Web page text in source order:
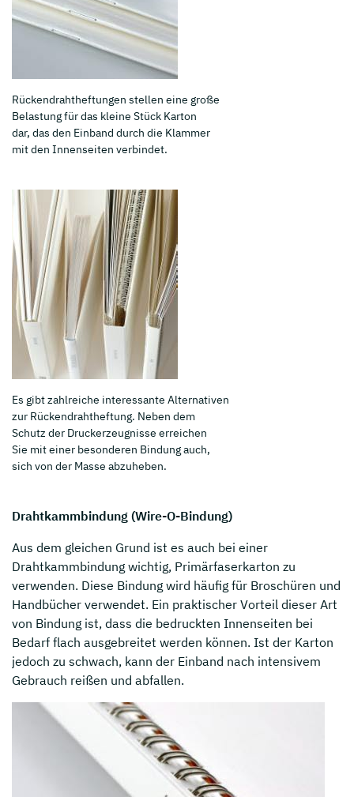
Rückendrahtheftungen stellen eine große
Belastung für das kleine Stück Karton
dar, das den Einband durch die Klammer
mit den Innenseiten verbindet.
Es gibt zahlreiche interessante Alternativen
zur Rückendrahtheftung. Neben dem
Schutz der Druckerzeugnisse erreichen
Sie mit einer besonderen Bindung auch,
sich von der Masse abzuheben.
Drahtkammbindung (Wire-O-Bindung)
Aus dem gleichen Grund ist es auch bei einer
Drahtkammbindung wichtig, Primärfaserkarton zu
verwenden. Diese Bindung wird häufig für Broschüren und
Handbücher verwendet. Ein praktischer Vorteil dieser Art
von Bindung ist, dass die bedruckten Innenseiten bei
Bedarf flach ausgebreitet werden können. Ist der Karton
jedoch zu schwach, kann der Einband nach intensivem
Gebrauch reißen und abfallen.